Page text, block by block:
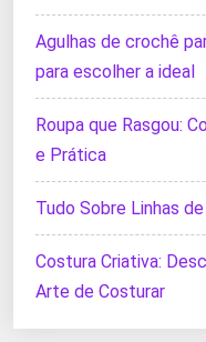
Agulhas de crochê
para escolher a ideal
Roupa que Rasgou:
e Prática
Tudo Sobre Linhas
Costura Criativa:
Arte de Costurar